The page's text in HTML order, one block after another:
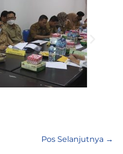
Pos Selanjutnya →